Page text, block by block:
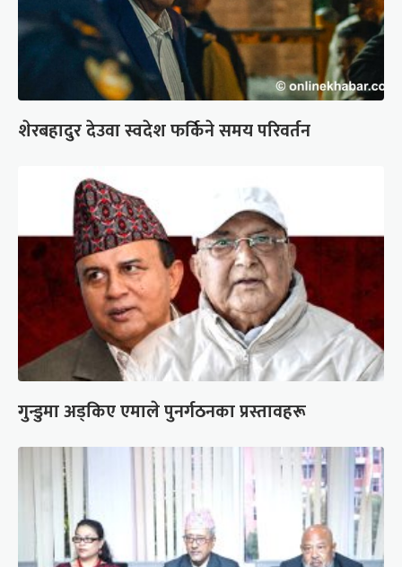
शेरबहादुर देउवा स्वदेश फर्किने समय परिवर्तन
गुन्डुमा अड्किए एमाले पुनर्गठनका प्रस्तावहरू